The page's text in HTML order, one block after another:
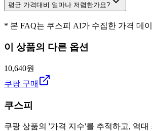
평균 가격대비 얼마나 저렴한가요?
* 본 FAQ는 쿠스피 AI가 수집한 가격 데
이 상품의 다른 옵션
10,640원
쿠팡 구매
쿠스피
쿠팡 상품의 '가격 지수'를 추적하고, 역